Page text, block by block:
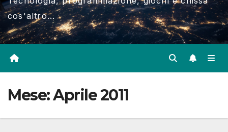
cos'altro...
Mese:Aprile 2011